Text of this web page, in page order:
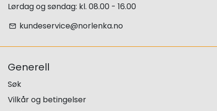
Lørdag og søndag: kl. 08.00 - 16.00
email kundeservice@norlenka.no
Generell
Søk
Vilkår og betingelser